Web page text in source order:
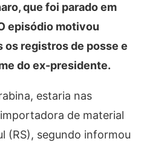
que foi parado em
episódio motivou
os registros de posse e
do ex-presidente.
estaria nas
de material
(RS), segundo informou